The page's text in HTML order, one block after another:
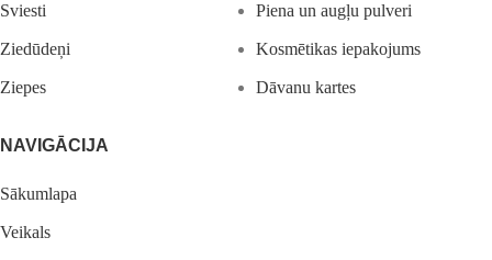
NAVIGĀCIJA
Sākumlapa
Veikals
Sviesti
Ziedūdeņi
Ziepes
Piena un augļu pulveri
Kosmētikas iepakojums
Dāvanu kartes